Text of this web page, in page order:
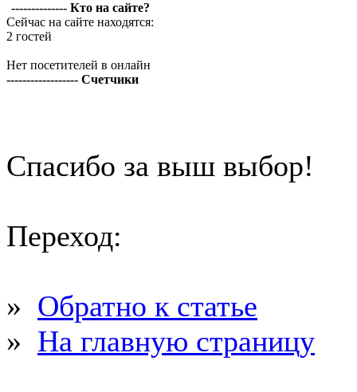
-------------- Кто на сайте?
Сейчас на сайте находятся:
2 гостей
Нет посетителей в онлайн
------------------ Счетчики
Спасибо за выш выбор!
Переход:
» Обратно к статье
» На главную страницу